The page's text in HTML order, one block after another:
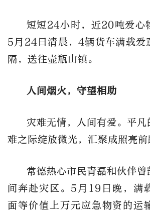
短短24小时，近20吨爱心
5月24日清晨，4辆货车满载爱
隔，送往壶瓶山镇。
人间烟火，守望相助
灾难无情，人间有爱。平
难之际绽放微光，汇聚成照亮前
常德热心市民青磊和伙伴
间奔赴灾区。5月19日晚，满
面等价值上万元应急物资的运